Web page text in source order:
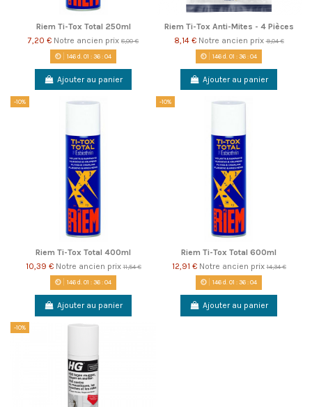
Riem Ti-Tox Total 250ml
7,20 € Notre ancien prix 8,00 €
146d. 01 :36:04
Ajouter au panier
Riem Ti-Tox Anti-Mites - 4 Pièces
8,14 € Notre ancien prix9,04 €
146d. 01 :36:04
Ajouter au panier
-10%
Riem Ti-Tox Total 400ml
10,39 € Notre ancien prix11,54 €
146d.01 :36:04
Ajouter au panier
-10%
Riem Ti-Tox Total 600ml
12,91 € Notre ancien prix14,34 €
146d.01 :36:04
Ajouter au panier
-10%